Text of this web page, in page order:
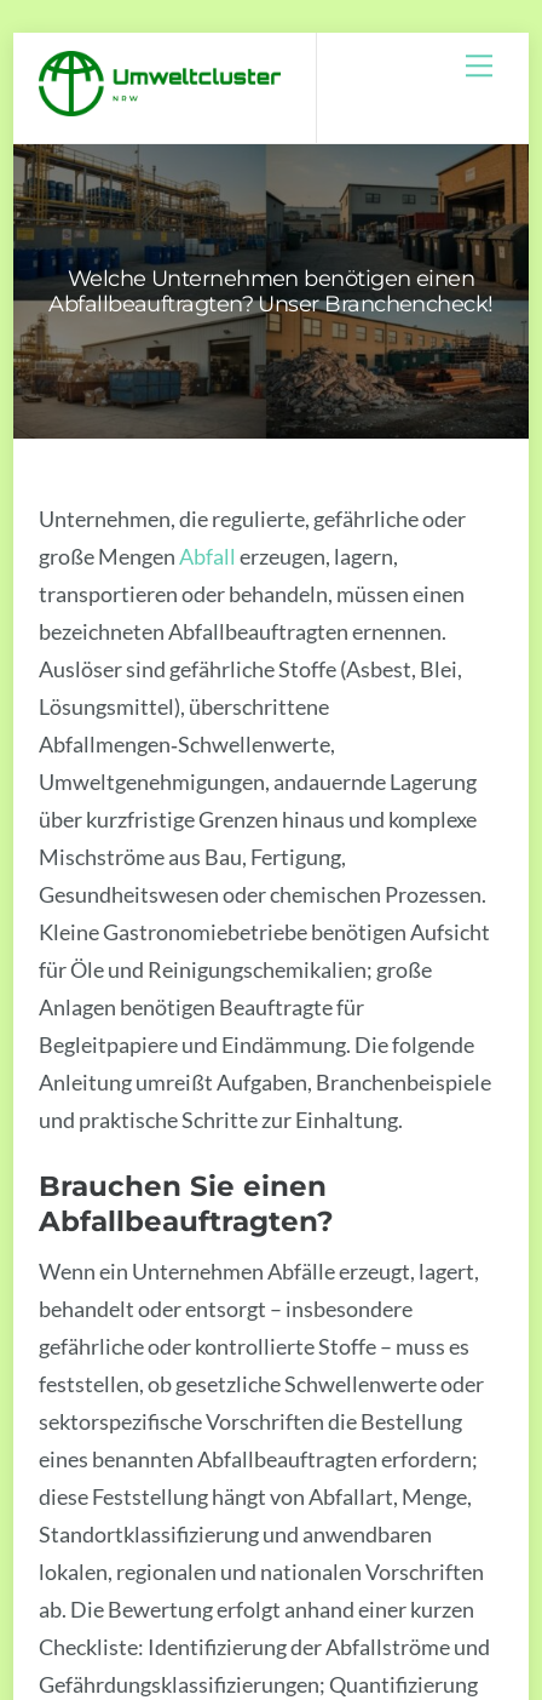
content
Welche Unternehmen benötigen einen
Abfallbeauftragten? Unser Branchencheck!
Unternehmen, die regulierte, gefährliche oder
große MengenAbfall erzeugen, lagern,
transportieren oder behandeln, müssen einen
bezeichneten Abfallbeauftragten ernennen.
Auslöser sind gefährliche Stoffe (Asbest, Blei,
Lösungsmittel), überschrittene
Abfallmengen‑Schwellenwerte,
Umweltgenehmigungen, andauernde Lagerung
über kurzfristige Grenzen hinaus und komplexe
Mischströme aus Bau, Fertigung,
Gesundheitswesen oder chemischen Prozessen.
Kleine Gastronomiebetriebe benötigen Aufsicht
für Öle und Reinigungschemikalien; große
Anlagen benötigen Beauftragte für
Begleitpapiere und Eindämmung. Die folgende
Anleitung umreißt Aufgaben, Branchenbeispiele
und praktische Schritte zur Einhaltung.
Brauchen Sie einen
Abfallbeauftragten?
Wenn ein Unternehmen Abfälle erzeugt, lagert,
behandelt oder entsorgt – insbesondere
gefährliche oder kontrollierte Stoffe – muss es
feststellen, ob gesetzliche Schwellenwerte oder
sektorspezifische Vorschriften die Bestellung
eines benannten Abfallbeauftragten erfordern;
diese Feststellung hängt von Abfallart, Menge,
Standortklassifizierung und anwendbaren
lokalen, regionalen und nationalen Vorschriften
ab. Die Bewertung erfolgt anhand einer kurzen
Checkliste: Identifizierung der Abfallströme und
Gefährdungsklassifizierungen; Quantifizierung